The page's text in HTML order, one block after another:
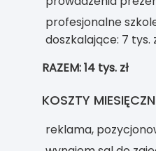
profesjonalne
doszkalające: 7 tys.
RAZEM: 14 tys. zł
KOSZTY
reklama,